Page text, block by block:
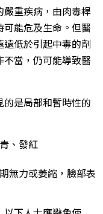
重疾病，由肉毒桿
能危及生命。但醫
低於引起中毒的劑
當，仍可能導致醫
是局部和暫時性的
、發紅
無力或萎縮，臉部表